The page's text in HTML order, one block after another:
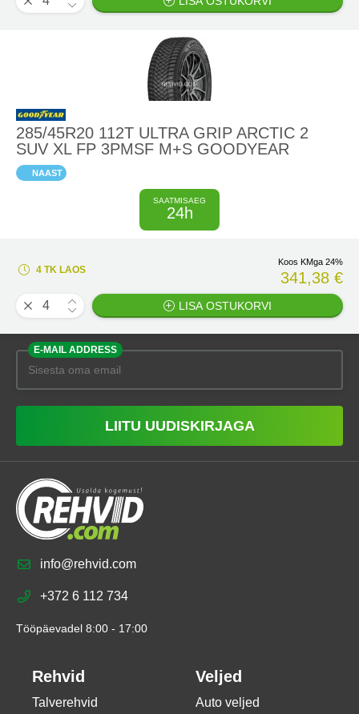
285/45R20 112T ULTRA GRIP ARCTIC 2
SUV XL FP 3PMSF M+S GOODYEAR
NAAST
SAATMISAEG
24h
4 TK LAOS
Koos KMga 24%
341,38 €
LISA OSTUKORVI
E-MAIL ADDRESS
LIITU UUDISKIRJAGA
info@rehvid.com
+372 6 112 734
Tööpäevadel 8:00 - 17:00
Rehvid
Talverehvid
Veljed
Auto veljed